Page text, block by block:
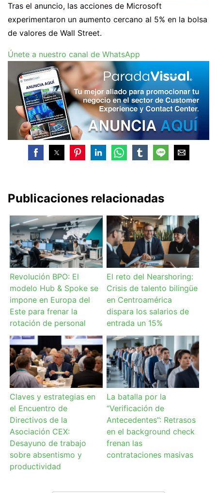
Tras el anuncio, las acciones de Microsoft
experimentaron un aumento cercano al 5% en la bolsa
de valores de Wall Street.
Únete a nuestro canal de WhatsApp
Publicaciones relacionadas
Revolución BPO: El
modelo Hub & Spoke se
impone en Europa del
Este para frenar la
rotación de personal
El reto del Nearshoring:
Crisis de talento bilingüe
en Centroamérica
dispara los salarios de
entrada un 15%
Claves y estrategias en
el Encuentro de
Directivos de la
Asociación CEX:
Desayuno de trabajo
sobre absentismo y
productividad
La batalla por la
“Verificación de
Antecedentes”: Retrasos
en el background check
frenan las
contrataciones masivas